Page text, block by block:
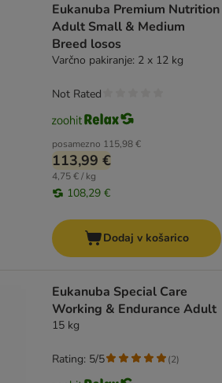
Eukanuba Premium Nutrition
Adult Small & Medium
Breed losos
Varčno pakiranje: 2 x 12 kg
posamezno 115,98 €
113,99 €
4,75 € / kg
108,29 €
Not Rated
Dodaj v košarico
Eukanuba Special Care
Working & Endurance Adult
15 kg
Rating: 5/5 (2)